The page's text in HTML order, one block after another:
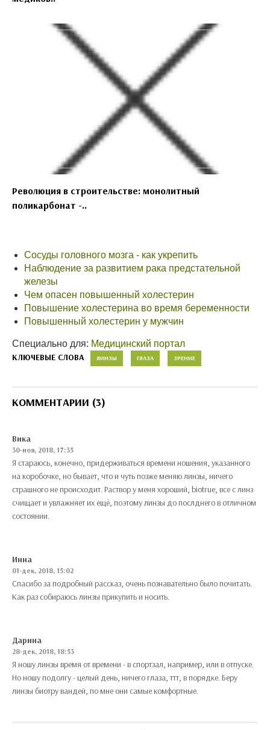
Революция в строительстве: монолитный
поликарбонат -..
Сосуды головного мозга - как укрепить
Наблюдение за развитием рака предстательной
железы
Чем опасен повышенный холестерин
Повышение холестерина во время беременности
Повышенный холестерин у мужчин
Специально для: Медицинский портал
КЛЮЧЕВЫЕ СЛОВА ЛИНЗЫ ГЛАЗА ЗРЕНИЕ
КОММЕНТАРИИ (3)
Вика
30-ноя, 2018, 17:35
Я стараюсь, конечно, придерживаться времени ношения, указанного
на коробочке, но бывает, что и чуть позже меняю линзы, ничего
страшного не происходит. Раствор у меня хороший, biotrue, все с линз
счищает и увлажняет их ещё, поэтому линзы до послднего в отличном
состоянии.
Инна
01-дек, 2018, 15:02
Спасибо за подробный рассказ, очень познавательно было почитать.
Как раз собираюсь линзы прикупить и носить.
Дарина
28-дек, 2018, 18:53
Я ношу линзы время от времени - в спортзал, например, или в отпуске.
Но ношу подолгу - целый день, ничего глаза, ттт, в порядке. Беру
линзы биотру вандей, по мне они самые комфортные.